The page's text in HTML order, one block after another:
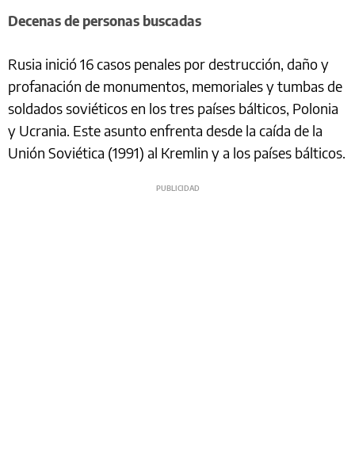
Decenas de personas buscadas
Rusia inició 16 casos penales por destrucción, daño y
profanación de monumentos, memoriales y tumbas de
soldados soviéticos en los tres países bálticos, Polonia
y Ucrania. Este asunto enfrenta desde la caída de la
Unión Soviética (1991) al Kremlin y a los países bálticos.